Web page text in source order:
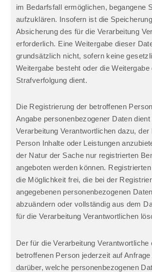
im Bedarfsfall ermöglichen, begangene
aufzuklären. Insofern ist die
Absicherung des für die Verarbeitung
erforderlich. Eine Weitergabe dieser
grundsätzlich nicht, sofern keine
Weitergabe besteht oder die Weitergabe
Strafverfolgung dient.
Die Registrierung der betroffenen
Angabe personenbezogener Daten
Verarbeitung Verantwortlichen dazu, der
Person Inhalte oder Leistungen
der Natur der Sache nur registrierten
angeboten werden können.
die Möglichkeit frei, die bei der
angegebenen personenbezogenen
abzuändern oder vollständig aus dem
für die Verarbeitung Verantwortlichen
Der für die Verarbeitung Verantwortliche
betroffenen Person jederzeit auf
darüber, welche personenbezogenen